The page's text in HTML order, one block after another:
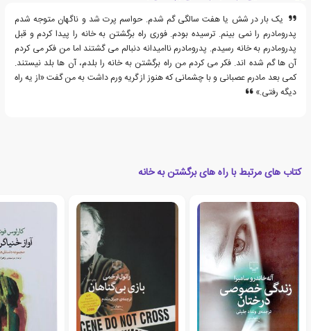
یک بار در شش یا هفت سالگی گم شدم. حواسم پرت شد و ناگهان متوجه شدم
پدرومادرم را نمی بینم. ترسیده بودم. فوری راه برگشتن به خانه را پیدا کردم و قبل
پدرومادرم به خانه رسیدم. پدرومادرم ناامیدانه دنبالم می گشتند اما من فکر می کردم
آن ها گم شده اند. فکر می کردم من راه برگشتن به خانه را بلدم، آن ها بلد نیستند.
کمی بعد مادرم عصبانی و با چشمانی که هنوز از گریه ورم داشت به من گفت «از یه راه
دیگه رفتی.»
کتاب های مرتبط با راه های برگشتن به خانه